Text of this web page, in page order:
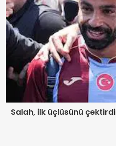
Salah, ilk üçlüsünü çektirdi